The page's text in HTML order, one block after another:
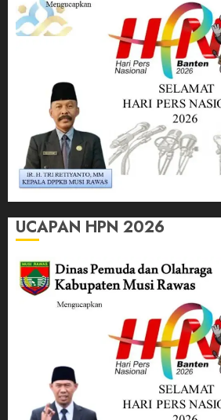
UCAPAN HPN 2026